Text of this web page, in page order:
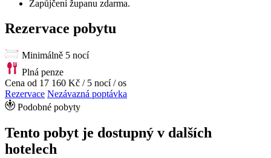
Zapůjčení županu zdarma.
Rezervace pobytu
Minimálně 5 nocí
Plná penze
Cena od 17 160 Kč / 5 nocí / os
Rezervace Nezávazná poptávka
Podobné pobyty
Tento pobyt je dostupný v dalších
hotelech